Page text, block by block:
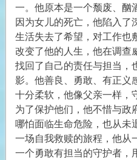
一。他原本是一个颓废、酗
因为女儿的死亡，他陷入了
生活失去了希望，对工作也
改变了他的人生，他在调查
找回了自己的责任与担当，
影。他善良、勇敢、有正义
十分柔软，他像父亲一样，
为了保护他们，他不惜与政
哪怕面临生命危险，也从未
一场自我救赎的旅程，他从
一个勇敢有担当的守护者，